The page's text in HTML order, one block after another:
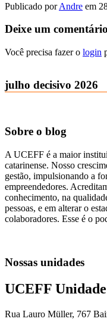
Publicado porAndre em
Deixe um comentário
Você precisa fazer o login
julho decisivo 2026
Sobre o blog
A UCEFF é a maior
catarinense. Nosso
gestão, impulsionando a
empreendedores.
conhecimento, na
pessoas, e em alterar o
colaboradores. Esse é o
Nossas unidades
UCEFF
Rua Lauro Müller, 767